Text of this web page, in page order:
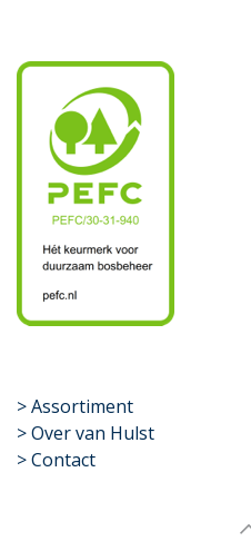
​>Assortiment
> Over van Hulst
> Contact